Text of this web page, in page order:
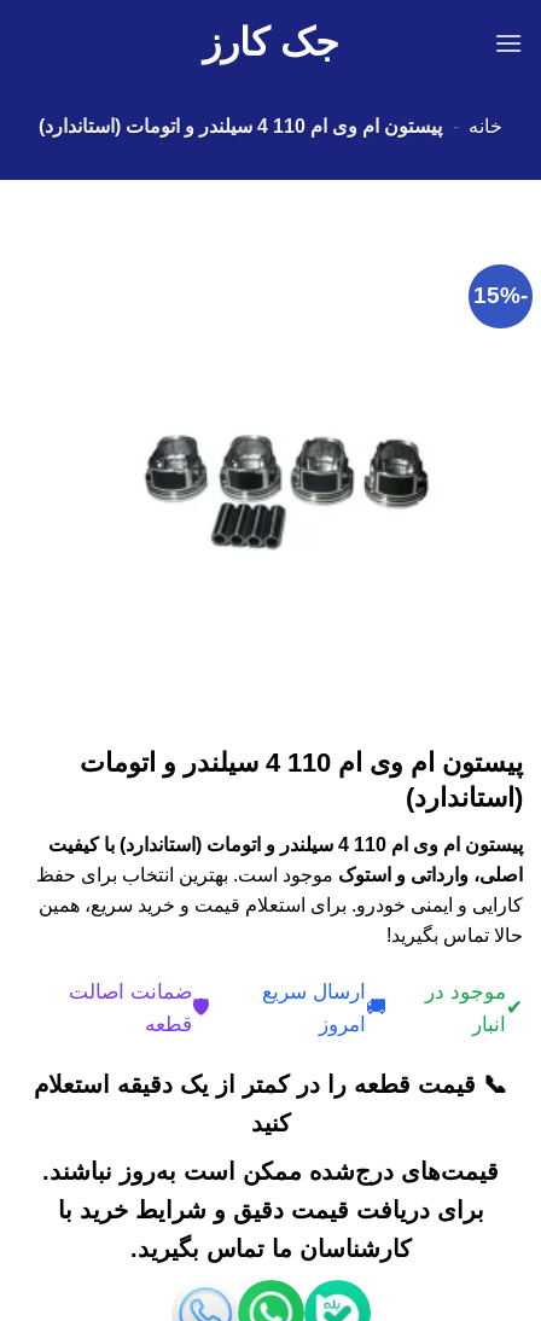
جک کارز
خانه - پیستون ام وی ام 110 4 سیلندر و اتومات (استاندارد)
-15%
پیستون ام وی ام 110 4 سیلندر و اتومات
(استاندارد)
پیستون ام وی ام 110 4 سیلندر و اتومات (استاندارد) با کیفیت
اصلی، وارداتی و استوک موجود است. بهترین انتخاب برای حفظ
کارایی و ایمنی خودرو. برای استعلام قیمت و خرید سریع، همین
حالا تماس بگیرید!
✔
موجود در
انبار
🚚
ارسال سریع
امروز
🛡️
ضمانت اصالت
قطعه
📞 قیمت قطعه را در کمتر از یک دقیقه استعلام
کنید
قیمت‌های درج‌شده ممکن است به‌روز نباشند.
برای دریافت قیمت دقیق و شرایط خرید با
کارشناسان ما تماس بگیرید.